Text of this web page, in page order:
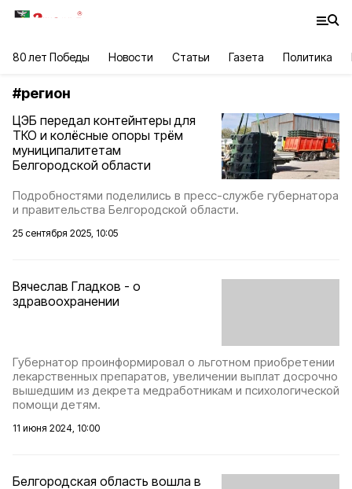
80 лет Победы Новости Статьи Газета Политика
#регион
ЦЭБ передал контейнтеры для
ТКО и колёсные опоры трём
муниципалитетам
Белгородской области
Подробностями поделились в пресс-службе губернатора
и правительства Белгородской области.
25 сентября 2025, 10:05
Вячеслав Гладков - о
здравоохранении
Губернатор проинформировал о льготном приобретении
лекарственных препаратов, увеличении выплат досрочно
вышедшим из декрета медработникам и психологической
помощи детям.
11 июня 2024, 10:00
Белгородская область вошла в